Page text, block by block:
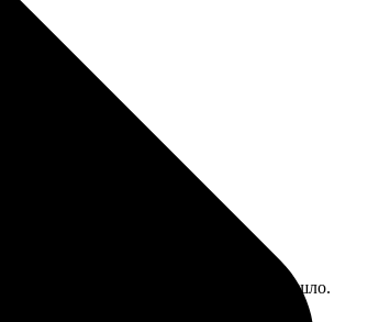
для одного дня и цели вполне подошло.